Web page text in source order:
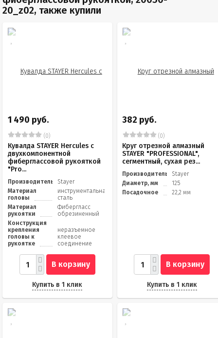
20_z02, также купили
1 490 руб.
(0)
Кувалда STAYER Hercules с
двухкомпонентной
фиберглассовой рукояткой
"Pro...
Производитель
Stayer
Материал
головы
инструментальная
сталь
Материал
рукоятки
Фибергласс
обрезиненный
Конструкция
крепления
головы к
рукоятке
неразъемное
клеевое
соединение
В корзину
Купить в 1 клик
382 руб.
(0)
Круг отрезной алмазный
STAYER "PROFESSIONAL",
сегментный, сухая рез...
Производитель
Stayer
Диаметр, мм
125
Посадочное
22,2 мм
В корзину
Купить в 1 клик